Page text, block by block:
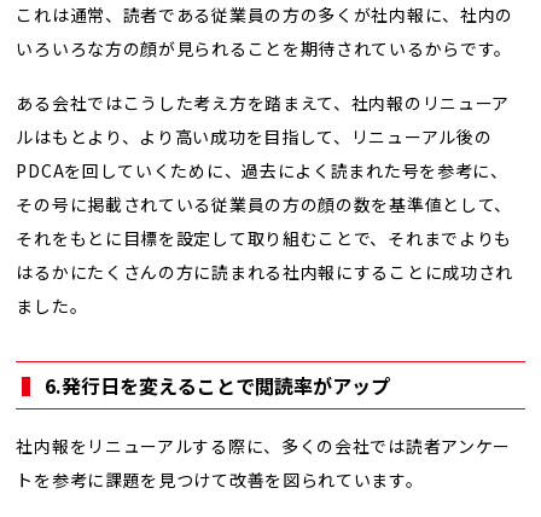
これは通常、読者である従業員の方の多くが社内報に、社内の
いろいろな方の顔が見られることを期待されているからです。
ある会社ではこうした考え方を踏まえて、社内報のリニューア
ルはもとより、より高い成功を目指して、リニューアル後の
PDCAを回していくために、過去によく読まれた号を参考に、
その号に掲載されている従業員の方の顔の数を基準値として、
それをもとに目標を設定して取り組むことで、それまでよりも
はるかにたくさんの方に読まれる社内報にすることに成功され
ました。
6.発行日を変えることで閲読率がアップ
社内報をリニューアルする際に、多くの会社では読者アンケー
トを参考に課題を見つけて改善を図られています。